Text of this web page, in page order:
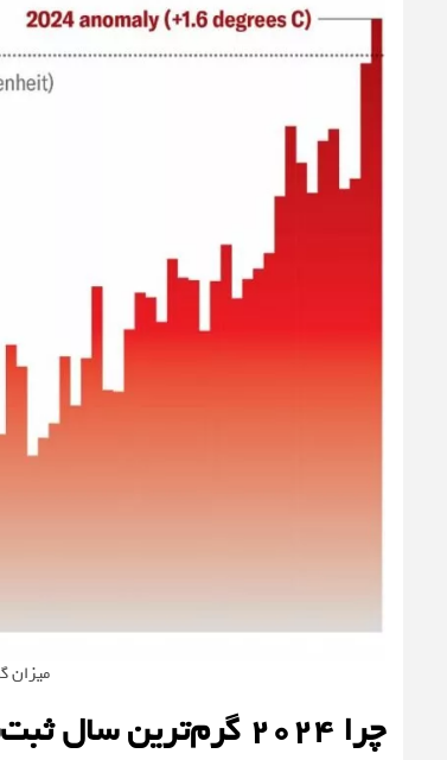
میزان
چرا ۲۰۲۴ گرم‌ترین سال ثبت‌شده در تاریخ بود؟